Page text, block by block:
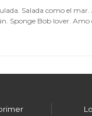
Salada como el mar.
Sponge Bob lover. Amo